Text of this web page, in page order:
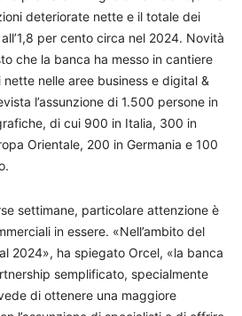
deteriorate nette e il totale dei
per cento circa nel 2024. Novità
che la banca ha messo in cantiere
nelle aree business e digital &
l’assunzione di 1.500 persone in
di cui 900 in Italia, 300 in
Orientale, 200 in Germania e 100
settimane, particolare attenzione è
in essere. «Nell’ambito del
2024», ha spiegato Orcel, «la banca
semplificato, specialmente
di ottenere una maggiore